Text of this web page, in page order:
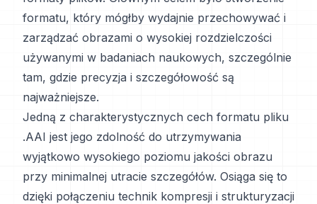
formatu, który mógłby wydajnie przechowywać i
zarządzać obrazami o wysokiej rozdzielczości
używanymi w badaniach naukowych, szczególnie
tam, gdzie precyzja i szczegółowość są
najważniejsze.
Jedną z charakterystycznych cech formatu pliku
.AAI jest jego zdolność do utrzymywania
wyjątkowo wysokiego poziomu jakości obrazu
przy minimalnej utracie szczegółów. Osiąga się to
dzięki połączeniu technik kompresji i strukturyzacji